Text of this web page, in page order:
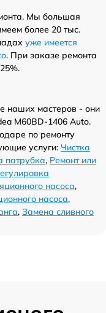
Мы большая
более 20 тыс.
уже имеется
. При заказе ремонта
наших мастеров - они
M60BD-1406 Auto.
по ремонту
услуги: Чистка
патрубка, Ремонт или
насоса,
насоса,
, Замена сливного